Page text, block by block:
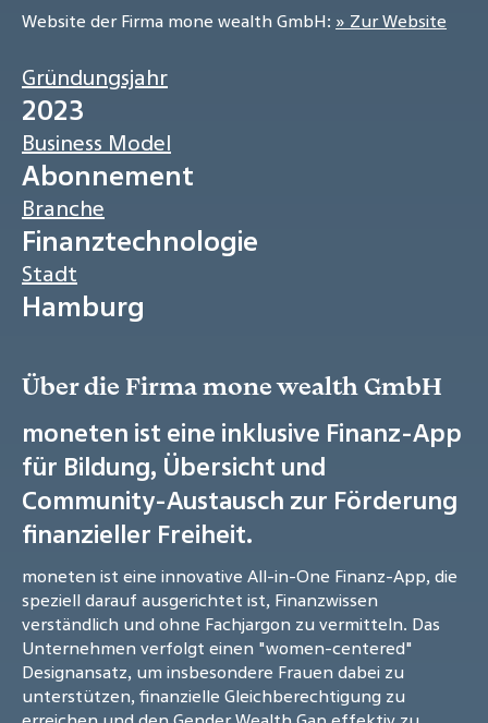
Website der Firma mone wealth GmbH: » Zur Website
Gründungsjahr
2023
Business Model
Abonnement
Branche
Finanztechnologie
Stadt
Hamburg
Über die Firma mone wealth GmbH
moneten ist eine inklusive Finanz-App
für Bildung, Übersicht und
Community-Austausch zur Förderung
finanzieller Freiheit.
moneten ist eine innovative All-in-One Finanz-App, die
speziell darauf ausgerichtet ist, Finanzwissen
verständlich und ohne Fachjargon zu vermitteln. Das
Unternehmen verfolgt einen "women-centered"
Designansatz, um insbesondere Frauen dabei zu
unterstützen, finanzielle Gleichberechtigung zu